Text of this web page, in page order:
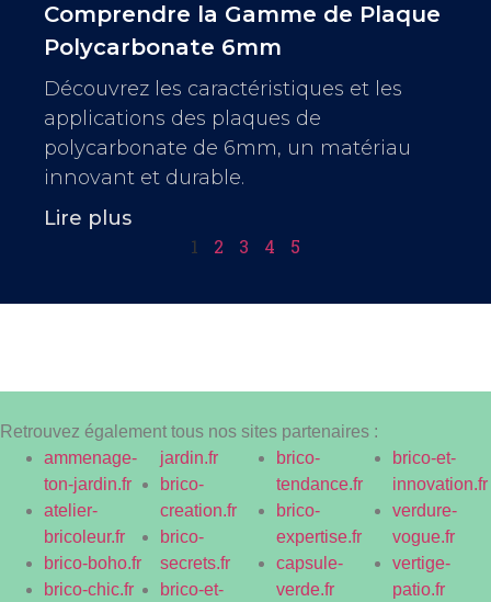
Comprendre la Gamme de Plaque
Polycarbonate 6mm
Découvrez les caractéristiques et les
applications des plaques de
polycarbonate de 6mm, un matériau
innovant et durable.
Lire plus
1 2 3 4 5
Retrouvez également tous nos sites partenaires :
ammenage-
ton-jardin.fr
atelier-
bricoleur.fr
brico-boho.fr
brico-chic.fr
jardin.fr
brico-
creation.fr
brico-
secrets.fr
brico-et-
brico-
tendance.fr
brico-
expertise.fr
capsule-
verde.fr
brico-et-
innovation.fr
verdure-
vogue.fr
vertige-
patio.fr